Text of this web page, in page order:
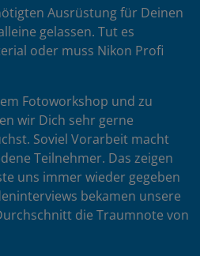
Ausrüstung für Deinen
gelassen. Tut es
oder muss Nikon Profi
Fotoworkshop und zu
wir Dich sehr gerne
Soviel Vorarbeit macht
Teilnehmer. Das zeigen
uns immer wieder gegeben
bekamen unsere
die Traumnote von